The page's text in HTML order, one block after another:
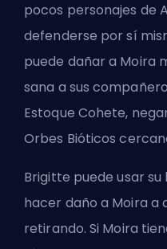
pocos personajes de
defenderse por sí
puede dañar a Moira
sana a sus
Estoque Cohete,
Orbes Bióticos
Brigitte puede usar
hacer daño a Moira a
retirando. Si Moira